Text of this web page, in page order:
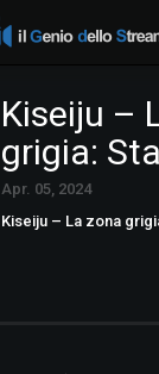
Kiseiju –
grigia:
Apr. 05, 2024
Kiseiju – La zona